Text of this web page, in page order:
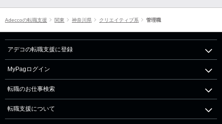
Adeccoの転職支援 関東 神奈川県 クリエイティブ系 管理職
アデコの転職支援に登録
MyPagログイン
転職のお仕事検索
転職支援について